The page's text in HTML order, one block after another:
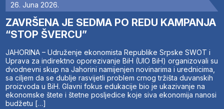
26. Juna 2026.
ZAVRŠENA JE SEDMA PO REDU KAMPANJA
“STOP ŠVERCU”
JAHORINA – Udruženje ekonomista Republike Srpske SWOT i
Uprava za indirektno oporezivanje BiH (UIO BiH) organizovali su
dvodnevni skup na Jahorini namijenjen novinarima i urednicima,
sa ciljem da se dublje rasvijetli problem crnog tržišta duvanskih
proizvoda u BiH. Glavni fokus edukacije bio je ukazivanje na
ekonomske štete i štetne posljedice koje siva ekonomija nanosi
budžetu […]